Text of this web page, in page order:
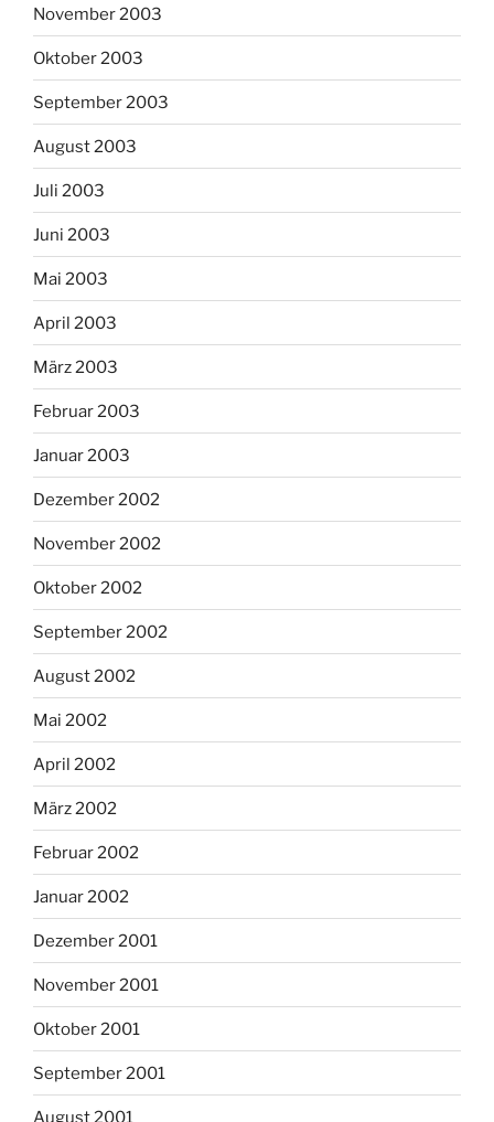
November 2003
Oktober 2003
September 2003
August 2003
Juli 2003
Juni 2003
Mai 2003
April 2003
März 2003
Februar 2003
Januar 2003
Dezember 2002
November 2002
Oktober 2002
September 2002
August 2002
Mai 2002
April 2002
März 2002
Februar 2002
Januar 2002
Dezember 2001
November 2001
Oktober 2001
September 2001
August 2001